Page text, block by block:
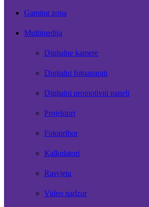
Gaming zona
Multimedija
Digitalne kamere
Digitalni fotoaparati
Digitalni promotivni paneli
Projektori
Fotopribor
Kalkulatori
Rasvjeta
Video nadzor